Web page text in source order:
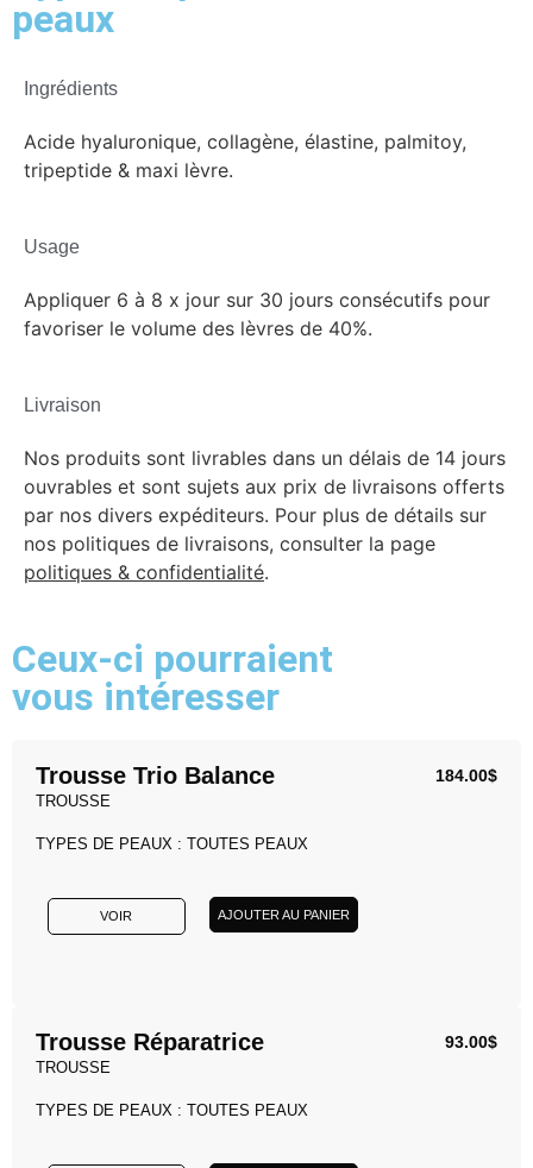
peaux
Ingrédients
Acide hyaluronique, collagène, élastine, palmitoy,
tripeptide & maxi lèvre.
Usage
Appliquer 6 à 8 x jour sur 30 jours consécutifs pour
favoriser le volume des lèvres de 40%.
Livraison
Nos produits sont livrables dans un délais de 14 jours
ouvrables et sont sujets aux prix de livraisons offerts
par nos divers expéditeurs. Pour plus de détails sur
nos politiques de livraisons, consulter la page
politiques & confidentialité.
Ceux-ci pourraient
vous intéresser
Trousse Trio Balance 184.00$
TROUSSE
TYPES DE PEAUX : TOUTES PEAUX
VOIR AJOUTER AU PANIER
Trousse Réparatrice 93.00$
TROUSSE
TYPES DE PEAUX : TOUTES PEAUX